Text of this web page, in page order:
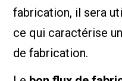
fabrication, il sera
ce qui caractérise
de fabrication.